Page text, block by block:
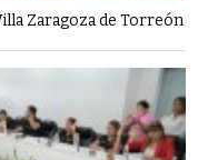
Zaragoza de Torreón